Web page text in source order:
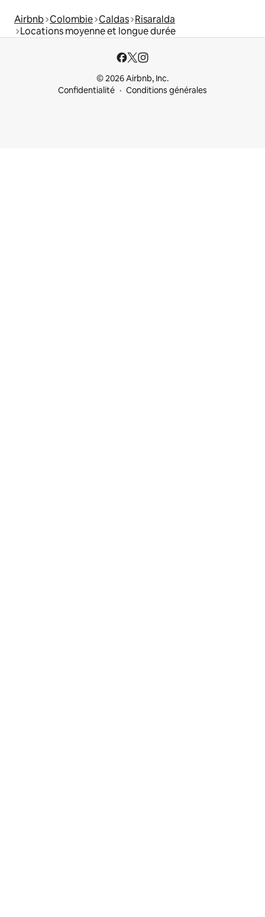
Airbnb Colombie Caldas Risaralda
Locations moyenne et longue durée
© 2026 Airbnb, Inc.
Confidentialité
Conditions générales